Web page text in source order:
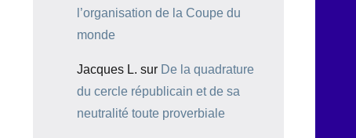
l’organisation de la Coupe du
monde
Jacques L. sur De la quadrature
du cercle républicain et de sa
neutralité toute proverbiale